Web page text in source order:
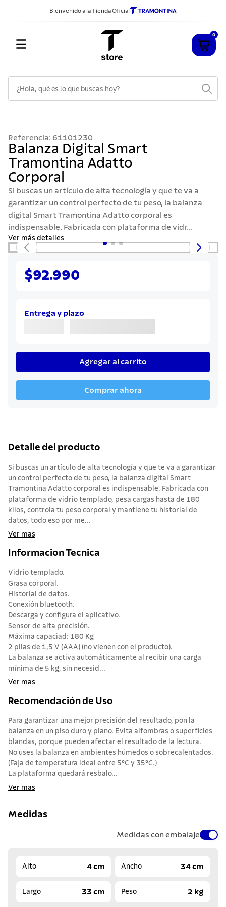
Bienvenido a la Tienda Oficial
0
Referencia: 61101230
Balanza Digital Smart
Tramontina Adatto
Corporal
Si buscas un artículo de alta tecnología y que te va a
garantizar un control perfecto de tu peso, la balanza
digital Smart Tramontina Adatto corporal es
indispensable. Fabricada con plataforma de vidr...
Ver más detalles
$92.990
Entrega y plazo
Agregar al carrito
Comprar ahora
Detalle del producto
Si buscas un artículo de alta tecnología y que te va a garantizar
un control perfecto de tu peso, la balanza digital Smart
Tramontina Adatto corporal es indispensable. Fabricada con
plataforma de vidrio templado, pesa cargas hasta de 180
kilos, controla tu peso corporal y mantiene tu historial de
datos, todo eso por me...
Ver mas
Informacion Tecnica
Vidrio templado.
Grasa corporal.
Historial de datos.
Conexión bluetooth.
Descarga y configura el aplicativo.
Sensor de alta precisión.
Máxima capaciad: 180 Kg
2 pilas de 1,5 V (AAA) (no vienen con el producto).
La balanza se activa automáticamente al recibir una carga
mínima de 5 kg, sin necesid...
Ver mas
Recomendación de Uso
Para garantizar una mejor precisión del resultado, pon la
balanza en un piso duro y plano. Evita alfombras o superficies
blandas, porque pueden afectar el resultado de la lectura.
No uses la balanza en ambientes húmedos o sobrecalentados.
(Faja de temperatura ideal entre 5°C y 35°C.)
La plataforma quedará resbalo...
Ver mas
Medidas
Medidas con embalaje
Alto 4 cm Ancho 34 cm
Largo 33 cm Peso 2 kg
2.
sarten
3.
cubiertos
4.
ollas
acero inoxidable
6.
grano
442
solar
cuchillo